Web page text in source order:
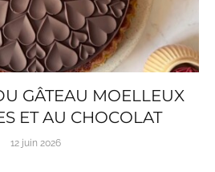
GÂTEAU MOELLEUX
ET AU CHOCOLAT
12 juin 2026